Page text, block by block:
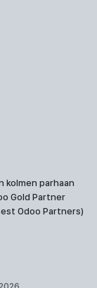
kolmen parhaan
Gold Partner
Odoo Partners)